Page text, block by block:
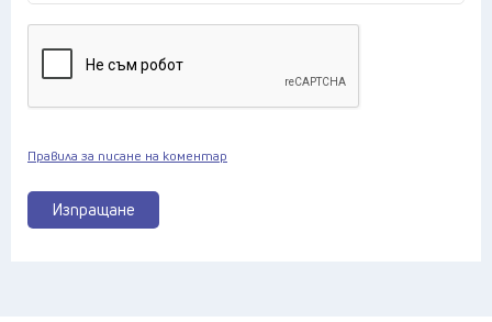
Изпращане
Правила за писане на коментар